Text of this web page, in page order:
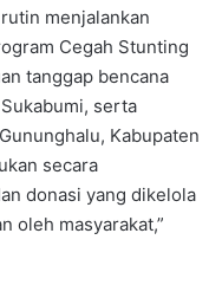
menjalankan
Cegah Stunting
tanggap bencana
serta
Kabupaten
secara
donasi yang dikelola
oleh masyarakat,”